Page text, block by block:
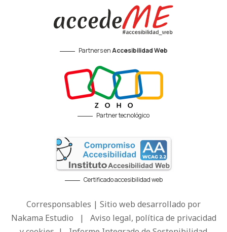
Partners enAccesibilidad Web
Partner tecnológico
Certificado accesibilidad web
Corresponsables | Sitio web desarrollado por
Nakama Estudio | Aviso legal, política de privacidad